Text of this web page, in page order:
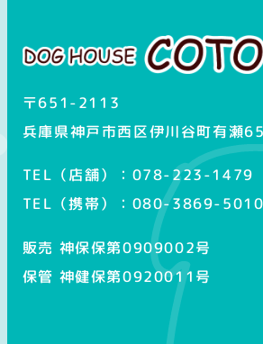
ム
〒651-2113
兵庫県神戸市西区伊川谷町有瀬
TEL（店舗）：078-223-1479
TEL（携帯）：080-3869-5010
販売 神保保第0909002号
保管 神健保第0920011号